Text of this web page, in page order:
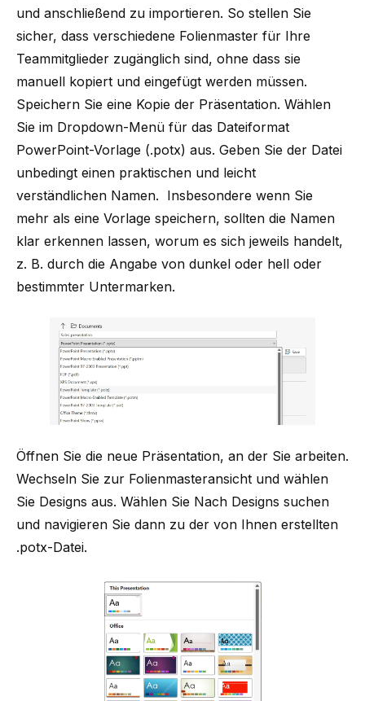
und anschließend zu importieren. So stellen Sie
sicher, dass verschiedene Folienmaster für Ihre
Teammitglieder zugänglich sind, ohne dass sie
manuell kopiert und eingefügt werden müssen.
Speichern Sie eine Kopie der Präsentation. Wählen
Sie im Dropdown-Menü für das Dateiformat
PowerPoint-Vorlage (.potx) aus. Geben Sie der Datei
unbedingt einen praktischen und leicht
verständlichen Namen. Insbesondere wenn Sie
mehr als eine Vorlage speichern, sollten die Namen
klar erkennen lassen, worum es sich jeweils handelt,
z. B. durch die Angabe von dunkel oder hell oder
bestimmter Untermarken.
Öffnen Sie die neue Präsentation, an der Sie arbeiten.
Wechseln Sie zur Folienmasteransicht und wählen
Sie Designs aus. Wählen Sie Nach Designs suchen
und navigieren Sie dann zu der von Ihnen erstellten
.potx-Datei.